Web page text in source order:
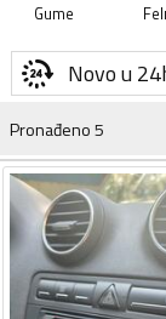
Gume
Novo u
Pronađeno5